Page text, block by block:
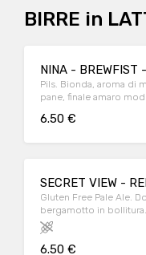
BIRRE in
NINA - BREWFIST
Pils. Bionda, aroma di miele, tocco erbaceo e di crosta di
pane, finale amaro
6.50 €
SECRET VIEW -
Gluten Free Pale Ale.
bergamotto in
rinfrescante, finale
6.50 €